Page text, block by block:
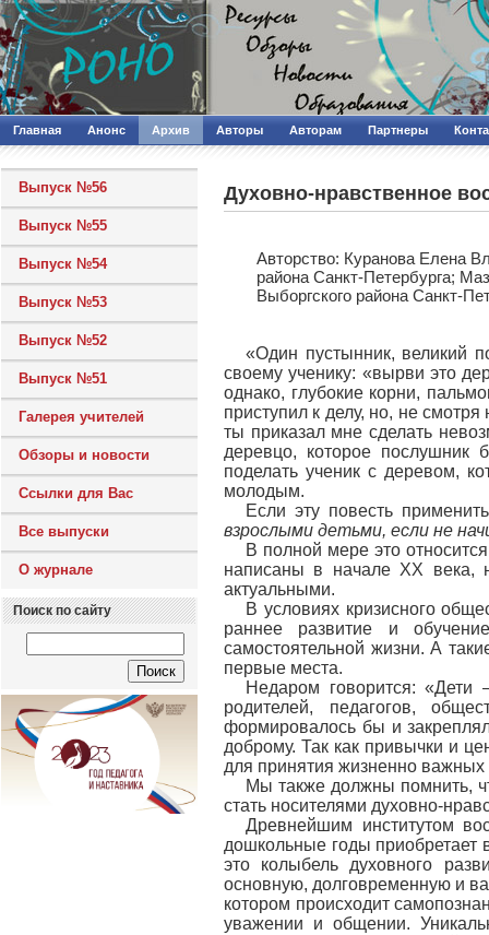
Главная Анонс Архив Авторы Авторам Партнеры
Выпуск №56
Выпуск №55
Выпуск №54
Выпуск №53
Выпуск №52
Выпуск №51
Галерея учителей
Обзоры и новости
Ссылки для Вас
Все выпуски
О журнале
Поиск по сайту
Духовно-нравственное
Авторcтво: Куранова Елена
района Санкт-Петербурга;
Выборгского района Санкт-
«Один пустынник, великий
своему ученику: «вырви это
однако, глубокие корни,
приступил к делу, но, не
ты приказал мне сделать
деревцо, которое послушник
поделать ученик с деревом,
молодым.
Если эту повесть
взрослыми детьми, если не
В полной мере это
написаны в начале ХХ века,
актуальными.
В условиях кризисного
раннее развитие и
самостоятельной жизни. А
первые места.
Недаром говорится:
родителей, педагогов,
формировалось бы и
доброму. Так как привычки и
для принятия жизненно
Мы также должны помнить,
стать носителями духовно-
Древнейшим институтом
дошкольные годы приобретает
это колыбель духовного
основную, долговременную и
котором происходит
уважении и общении.